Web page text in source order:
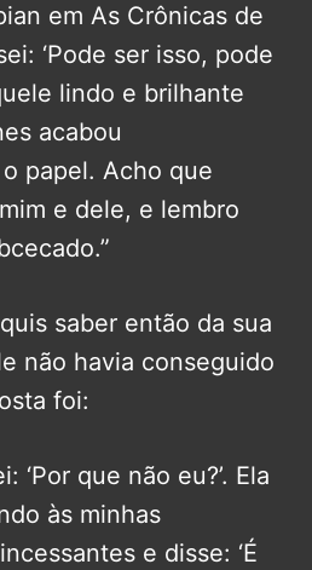
em As Crônicas de
‘Pode ser isso, pode
lindo e brilhante
acabou
papel. Acho que
e dele, e lembro
saber então da sua
não havia conseguido
foi:
‘Por que não eu?’. Ela
às minhas
e disse: ‘É